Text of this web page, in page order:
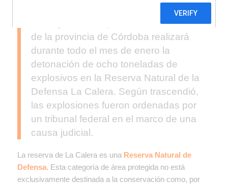
La Brigada de Explosivos de la Policía
de la provincia de Córdoba realizará
durante todo el mes de enero la
detonación de ocho toneladas de
explosivos en la Reserva Natural de la
Defensa La Calera. Según trascendió,
las explosiones fueron ordenadas por
un tribunal federal en el marco de una
causa judicial.
La reserva de La Calera es una Reserva Natural de
Defensa. Esta categoría de área protegida no está
exclusivamente destinada a la conservación como, por